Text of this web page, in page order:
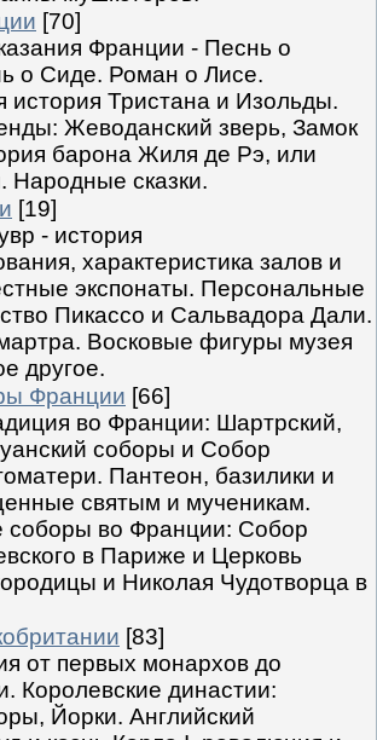
[70]
Франции - Песнь о
о Сиде. Роман о Лисе.
история Тристана и Изольды.
Жеводанский зверь, Замок
барона Жиля де Рэ, или
сказки.
[19]
- история
характеристика залов и
экспонаты. Персональные
Пикассо и Сальвадора Дали.
Восковые фигуры музея
другое.
Франции [66]
во Франции: Шартрский,
соборы и Собор
Пантеон, базилики и
святым и мученикам.
соборы во Франции: Собор
в Париже и Церковь
и Николая Чудотворца в
[83]
от первых монархов до
Королевские династии:
Йорки. Английский